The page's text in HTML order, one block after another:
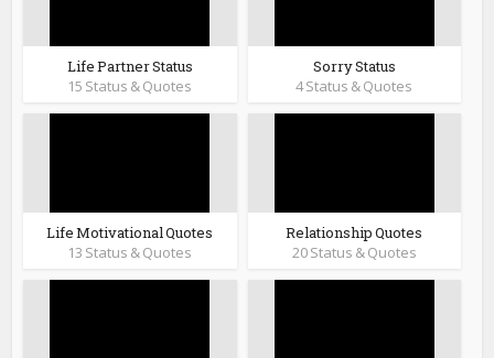
Life Partner Status
15 Status & Quotes
Sorry Status
4 Status & Quotes
Life Motivational Quotes
13 Status & Quotes
Relationship Quotes
20 Status & Quotes